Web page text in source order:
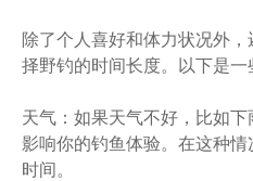
除了个人喜好和体力状况外
择野钓的时间长度。以下是一
天气：如果天气不好，比如
影响你的钓鱼体验。在这种
时间。